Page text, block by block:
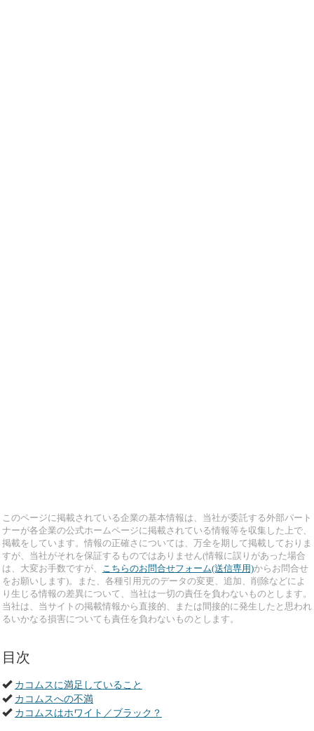
このページに掲載されている企業の基本情報は、当社が委託する外部パート
ナーが各企業の公式ホームページに掲載されている情報等を収集した上で、
掲載をしています。情報の正確さについては、万全を期して掲載しておりま
すが、当社がそれを保証するものではありません(情報に誤りがあった場合
は、大変お手数ですが、 こちらのお問合せフォーム(送信専用)からお問合せ
をお願いします)。また、各種引用元のデータの変更、追加、削除などによ
り生じる情報の差異について、当社は一切の責任を負わないものとします。
当社は、当サイトの掲載情報から直接的、または間接的に発生したと思われ
るいかなる損害についても責任を負わないものとします。
目次
カコムスに満足していること
カコムスへの不満
カコムスはホワイト／ブラック？